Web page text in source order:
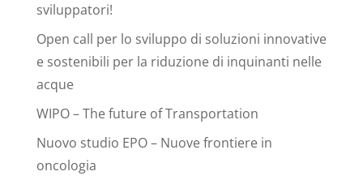
sviluppatori!
Open call per lo sviluppo di soluzioni innovative
e sostenibili per la riduzione di inquinanti nelle
acque
WIPO – The future of Transportation
Nuovo studio EPO – Nuove frontiere in
oncologia